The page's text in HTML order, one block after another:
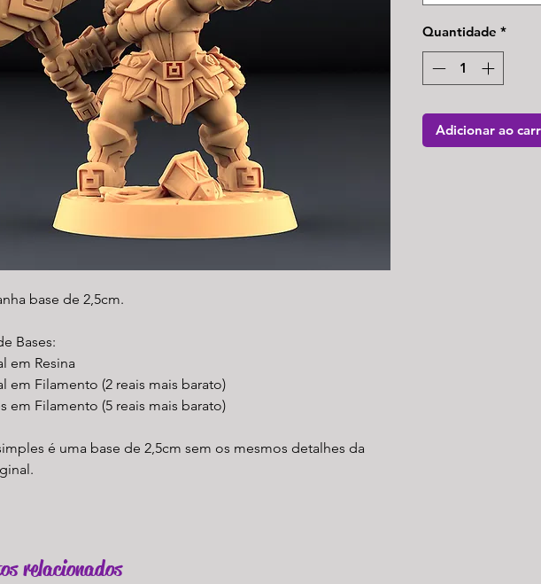
base de 2,5cm.
Bases:
em Resina
em Filamento (2 reais mais barato)
em Filamento (5 reais mais barato)
é uma base de 2,5cm sem os mesmos detalhes da
Quantidade *
Adicionar ao
relacionados